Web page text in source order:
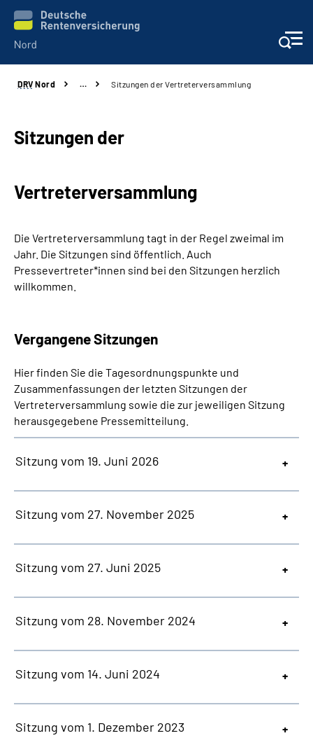
Aktuelles
Services
Karriere
Über uns
Leichte Sprache
Suche
DRV Nord … Sitzungen der Vertreterversammlung
Sitzungen der
Vertreterversammlung
Die Vertreterversammlung tagt in der Regel zweimal im
Jahr. Die Sitzungen sind öffentlich. Auch
Pressevertreter*innen sind bei den Sitzungen herzlich
willkommen.
Vergangene Sitzungen
Hier finden Sie die Tagesordnungspunkte und
Zusammenfassungen der letzten Sitzungen der
Vertreterversammlung sowie die zur jeweiligen Sitzung
herausgegebene Pressemitteilung.
Sitzung vom 19. Juni 2026
Sitzung vom 27. November 2025
Sitzung vom 27. Juni 2025
Sitzung vom 28. November 2024
Sitzung vom 14. Juni 2024
Sitzung vom 1. Dezember 2023